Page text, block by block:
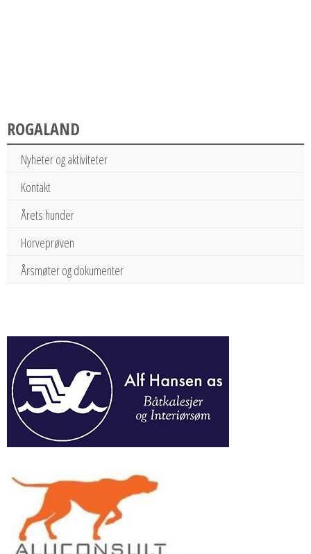
ROGALAND
Nyheter og aktiviteter
Kontakt
Årets hunder
Horveprøven
Årsmøter og dokumenter